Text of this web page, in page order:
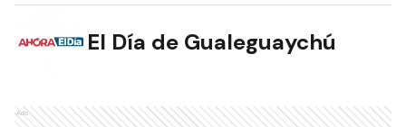
El Día de Gualeguaychú
Ads